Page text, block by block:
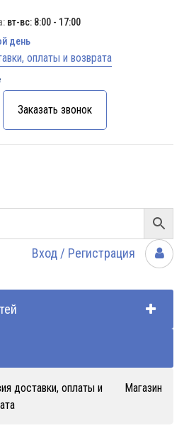
вт-вс: 8:00 - 17:00
день
оплаты и возврата
Заказать звонок
Вход / Регистрация
доставки, оплаты и
Магазин